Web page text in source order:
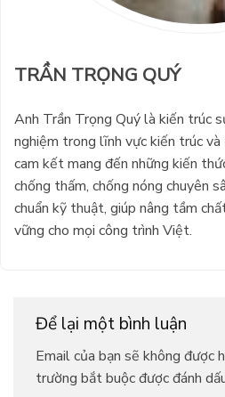
TRẦN TRỌNG QUÝ
Anh Trần Trọng Quý là kiến trúc
nghiệm trong lĩnh vực kiến trúc
cam kết mang đến những kiến
chống thấm, chống nóng chuyên
chuẩn kỹ thuật, giúp nâng tầm
vững cho mọi công trình Việt.
Để lại một bình luận
Email của bạn sẽ không được
trường bắt buộc được đánh